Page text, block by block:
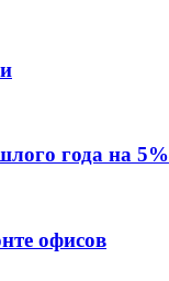
года на 5%
офисов